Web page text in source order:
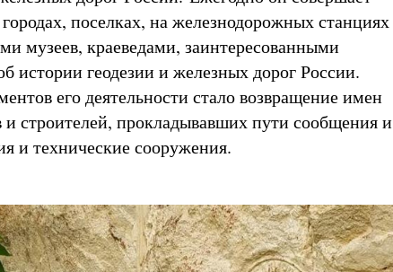
поселках, на железнодорожных станциях
музеев, краеведами, заинтересованными
истории геодезии и железных дорог России.
его деятельности стало возвращение имен
и строителей, прокладывавших пути сообщения и
и технические сооружения.